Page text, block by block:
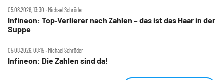
05.08.2026, 13:30 ‧ Michael Schröder
Infineon: Top‑Verlierer nach Zahlen – das ist das Haar in der
Suppe
05.08.2026, 08:15 ‧ Michael Schröder
Infineon: Die Zahlen sind da!